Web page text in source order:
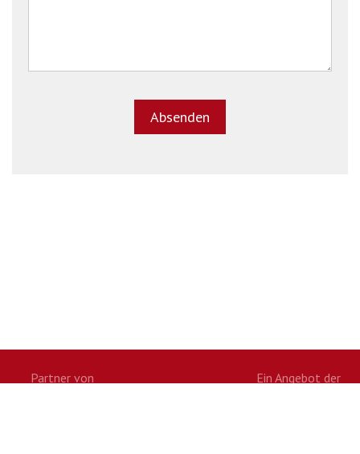
Partner von Ein Angebot der